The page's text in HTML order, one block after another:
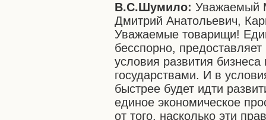
В.С.Шумило: Уважаемый
Дмитрий Анатольевич,
Уважаемые товарищи!
бесспорно,
условия развития
государствами. И в
быстрее будет идти
единое экономическое
от того, насколько эти